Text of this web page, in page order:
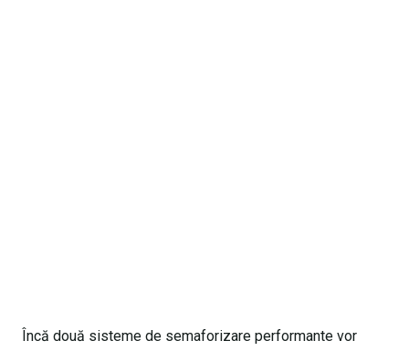
Încă două sisteme de semaforizare performante vor